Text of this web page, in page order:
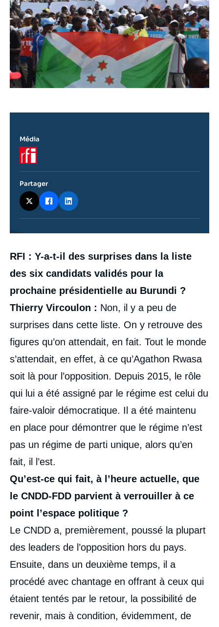
Contenu
intervention
médiatique
RFI : Y-a-t-il des surprises dans la liste
des six candidats validés pour la
prochaine présidentielle au Burundi ?
Thierry Vircoulon : Non, il y a peu de
surprises dans cette liste. On y retrouve des
figures qu’on attendait, en fait. Tout le monde
s’attendait, en effet, à ce qu’Agathon Rwasa
soit là pour l’opposition. Depuis 2015, le rôle
qui lui a été assigné par le régime est celui du
faire-valoir démocratique. Il a été maintenu
en place pour démontrer que le régime n’est
pas un régime de parti unique, alors qu’en
fait, il l’est.
Qu’est-ce qui fait, à l’heure actuelle, que
le CNDD-FDD parvient à verrouiller à ce
point l’espace politique ?
Le CNDD a, premièrement, poussé la plupart
des leaders de l’opposition hors du pays.
Ensuite, dans un deuxième temps, il a
procédé avec chantage en offrant à ceux qui
étaient tentés par le retour, la possibilité de
revenir, mais à condition, évidemment, de
Média
Logo
Partager